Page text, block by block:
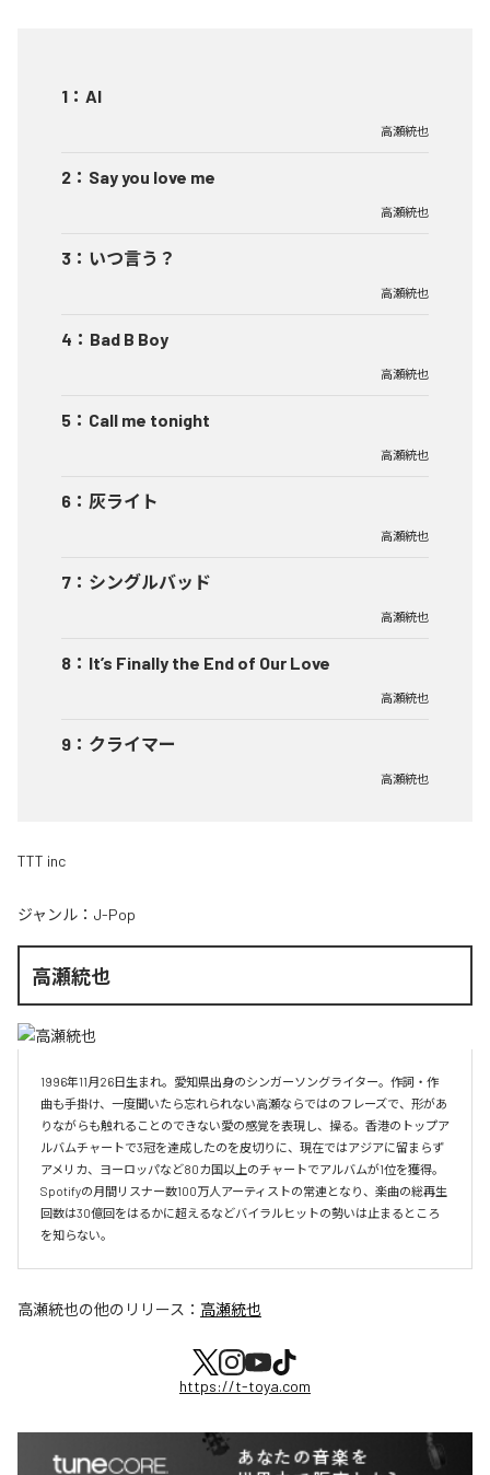
1 ： AI
高瀬統也
2 ： Say you love me
高瀬統也
3 ： いつ言う？
高瀬統也
4 ： Bad B Boy
高瀬統也
5 ： Call me tonight
高瀬統也
6 ： 灰ライト
高瀬統也
7 ： シングルバッド
高瀬統也
8 ： It’s Finally the End of Our Love
高瀬統也
9 ： クライマー
高瀬統也
TTT inc
ジャンル： J-Pop
高瀬統也
1996年11月26日生まれ。愛知県出身のシンガーソングライター。作詞・作
曲も手掛け、一度聞いたら忘れられない高瀬ならではのフレーズで、形があ
りながらも触れることのできない愛の感覚を表現し、操る。香港のトップア
ルバムチャートで3冠を達成したのを皮切りに、現在ではアジアに留まらず
アメリカ、ヨーロッパなど80カ国以上のチャートでアルバムが1位を獲得。
Spotifyの月間リスナー数100万人アーティストの常連となり、楽曲の総再生
回数は30億回をはるかに超えるなどバイラルヒットの勢いは止まるところ
を知らない。
高瀬統也の他のリリース： 高瀬統也
https://t-toya.com